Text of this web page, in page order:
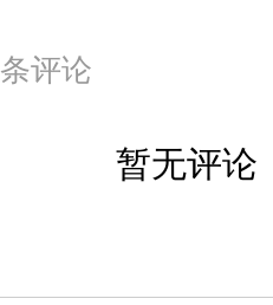
条评论
暂无评论